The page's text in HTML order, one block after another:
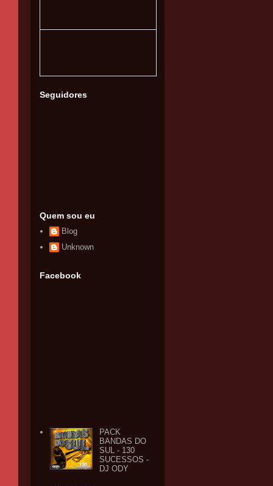
Seguidores
Quem sou eu
Blog
Unknown
Facebook
PACK
BANDAS DO
SUL - 130
SUCESSOS -
DJ ODY